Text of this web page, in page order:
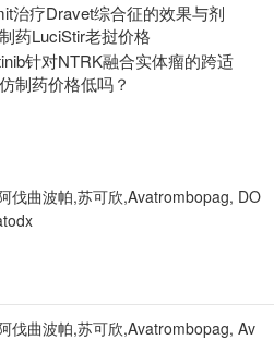
治疗Dravet综合征的效果与剂
药LuciStir老挝价格
针对NTRK融合实体瘤的跨适
制药价格低吗？
伐曲波帕,苏可欣,Avatrombopag, DO
伐曲波帕,苏可欣,Avatrombopag, Av